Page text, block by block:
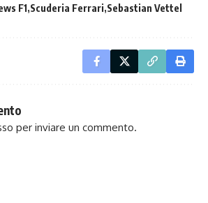
F1 Scuderia Ferrari Sebastian Vettel
per inviare un commento.